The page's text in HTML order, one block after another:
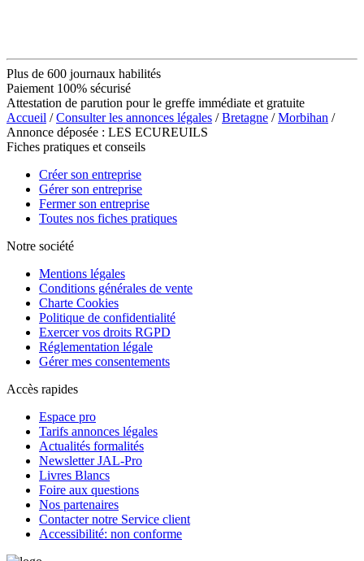
Plus de 600 journaux habilités
Paiement 100% sécurisé
Attestation de parution pour le greffe immédiate et gratuite
Accueil /Consulter les annonces légales /Bretagne /Morbihan /
Annonce déposée : LES ECUREUILS
Fiches pratiques et conseils
Créer son entreprise
Gérer son entreprise
Fermer son entreprise
Toutes nos fiches pratiques
Notre société
Mentions légales
Conditions générales de vente
Charte Cookies
Politique de confidentialité
Exercer vos droits RGPD
Réglementation légale
Gérer mes consentements
Accès rapides
Espace pro
Tarifs annonces légales
Actualités formalités
Newsletter JAL-Pro
Livres Blancs
Foire aux questions
Nos partenaires
Contacter notre Service client
Accessibilité: non conforme